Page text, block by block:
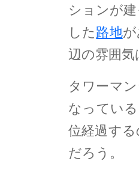
ションが
した 路地
辺の雰囲
タワーマ
なってい
位経過す
だろう。